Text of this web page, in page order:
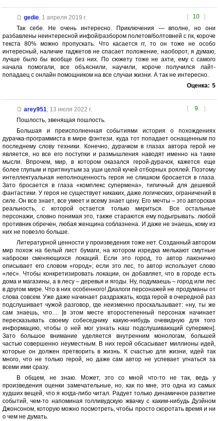
[ 10 ]
gedie, 1 апреля 2019 г.
Так себе. Не очень интересно. Приключения — вполне, но они
разбавлены неинтересной инфой/разбором полетов/болтовней с пк, короче
текста 80% можно пропускать. Что касается гг, то он тоже не особо
интересный, наличие гаджетов не спасает положение, наоборот, я думаю,
лучше было бы вообще без них. По сюжету тоже не ахти, ему с самого
начала помогали, все объяснили, научили, короче получился лайт-
попадаец с онлайн помощником на все случаи жизни. А так не интересно.
Оценка: 5
[ 9 ]
arey951, 13 июля 2022 г.
Пошлость, звенящая пошлость.
Большая и преисполненная событиями история о похождениях
дурачка-программиста в мире фэнтези, куда тот попадает оснащенным по
последнему слову техники. Конечно, дурачком в глазах автора герой не
является, но все его поступки и размышления наводят именно на такие
мысли. Впрочем, мир, в котором оказался герой-дурачок, кажется еще
более глупым и притянутым за уши целой кучей отборных роялей. Поэтому
интеллектуальная неполноценность героя не слишком бросается в глаза.
Зато бросается в глаза «комплекс супермена», типичный для дешевой
фантастики. У героя не существует никаких, даже логических, ограничений в
силе. Он все знает, все умеет и всему знает цену. Его мечты – это авторская
реальность, с которой остается только мириться. Все остальные
персонажи, словно понимая это, также стараются ему подыгрывать: любой
противник обречен, любая женщина соблазнена. И даже не знаешь, кому из
них не повезло больше.
Литературной ценности у произведения тоже нет. Созданный автором
мир похож на белый лист бумаги, на котором изредка мелькают смутные
наброски сменяющихся локаций. Если это город, то автор лаконично
описывает его словом «город»; если это лес, то автор использует слово
«лес». Чтобы конкретизировать локации, он добавляет, что в городе есть
дома и магазины, а в лесу – деревья и ягоды. Ну, подумаешь – город или лес
в другом мире. Что в них особенного! Диалоги персонажей не продуманы от
слова совсем. Уже даже начинает раздражать, когда герой в очередной раз
подслушивает чужой разговор, где неизменно проскальзывает: «ну, ты же
сам знаешь, что… [в этом месте второстепенный персонаж начинает
пересказывать своему собеседнику какую-нибудь очевидную для того
информацию, чтобы о ней мог узнать наш подслушивающий супермен].
Зато большое внимание уделяется внутренним монологам, большей
частью совершенно неуместным. В них герой обсасывает миллионы идей,
которые он должен претворить в жизнь. К счастью для жизни, идей так
много, что не только герой, но даже сам автор не успевает угнаться за
всеми ими сразу.
В общем, не знаю. Может, это со мной что-то не так, ведь у
произведения оценки замечательные, но, как по мне, это одна из самых
худших вещей, что я когда-либо читал. Радует только динамичное развитие
событий, чем-то напоминая голливудскую жвачку с каким-нибудь Дуэйном
Джонсоном, которую можно посмотреть, чтобы просто скоротать время и ни
о чем не думать.